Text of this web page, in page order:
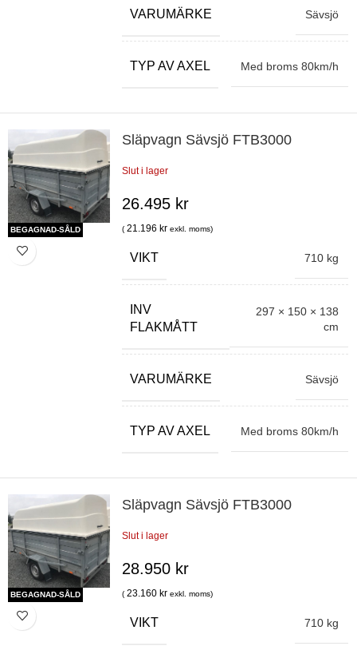
VARUMÄRKE Sävsjö
TYP AV AXEL Med broms 80km/h
BEGAGNAD-SÅLD
Släpvagn Sävsjö FTB3000
Slut i lager
26.495 kr
(21.196 kr exkl. moms)
VIKT 710 kg
INV
FLAKMÅTT
297 × 150 × 138
cm
VARUMÄRKE Sävsjö
TYP AV AXEL Med broms 80km/h
BEGAGNAD-SÅLD
Släpvagn Sävsjö FTB3000
Slut i lager
28.950 kr
(23.160 kr exkl. moms)
VIKT 710 kg